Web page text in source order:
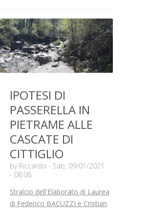
IPOTESI DI
PASSERELLA IN
PIETRAME ALLE
CASCATE DI
CITTIGLIO
by Riccardo - Sab, 09/01/2021
- 08:06
Stralcio dell'Elaborato di Laurea
di Federico BACUZZI e Cristian